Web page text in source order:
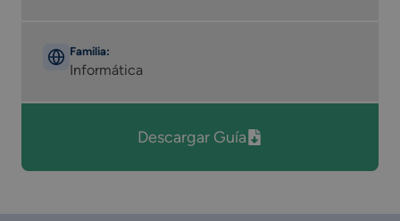
Familia:
Informática
Descargar Guía